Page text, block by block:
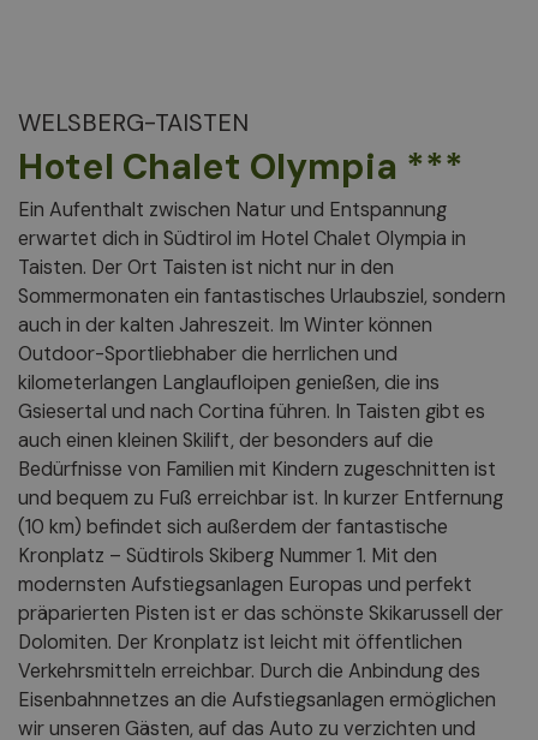
WELSBERG-TAISTEN
Hotel Chalet Olympia ***
Ein Aufenthalt zwischen Natur und Entspannung
erwartet dich in Südtirol im Hotel Chalet Olympia in
Taisten. Der Ort Taisten ist nicht nur in den
Sommermonaten ein fantastisches Urlaubsziel, sondern
auch in der kalten Jahreszeit. Im Winter können
Outdoor-Sportliebhaber die herrlichen und
kilometerlangen Langlaufloipen genießen, die ins
Gsiesertal und nach Cortina führen. In Taisten gibt es
auch einen kleinen Skilift, der besonders auf die
Bedürfnisse von Familien mit Kindern zugeschnitten ist
und bequem zu Fuß erreichbar ist. In kurzer Entfernung
(10 km) befindet sich außerdem der fantastische
Kronplatz – Südtirols Skiberg Nummer 1. Mit den
modernsten Aufstiegsanlagen Europas und perfekt
präparierten Pisten ist er das schönste Skikarussell der
Dolomiten. Der Kronplatz ist leicht mit öffentlichen
Verkehrsmitteln erreichbar. Durch die Anbindung des
Eisenbahnnetzes an die Aufstiegsanlagen ermöglichen
wir unseren Gästen, auf das Auto zu verzichten und